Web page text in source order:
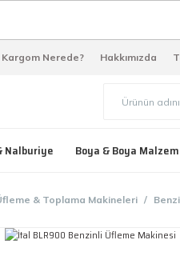
Kargom Nerede? Hakkımızda
Nalburiye Boya & Boya
& Toplama Makineleri